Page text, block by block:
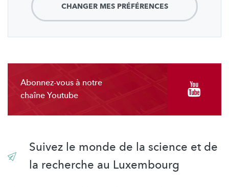
CHANGER MES PRÉFÉRENCES
Abonnez-vous à notre
chaîne Youtube
Suivez le monde de la science et de
la recherche au Luxembourg